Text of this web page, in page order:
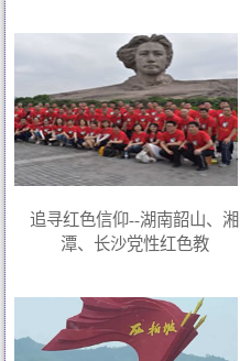
追寻红色信仰--湖南韶山、湘
潭、长沙党性红色教